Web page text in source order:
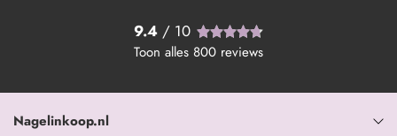
9.4 / 10
Toon alles 800 reviews
Nagelinkoop.nl